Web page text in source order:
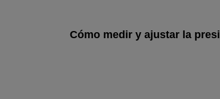
Cómo medir y ajustar la